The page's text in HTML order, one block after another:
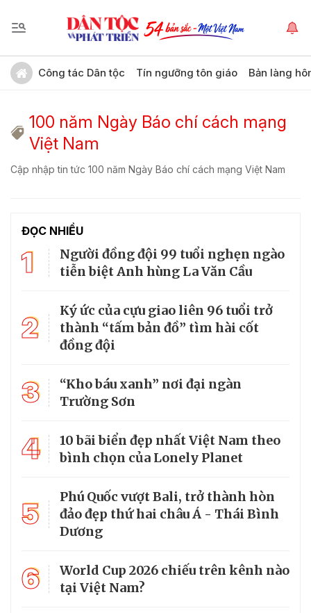
Công tác Dân tộc Tín ngưỡng tôn giáo Bản làng
100 năm Ngày Báo chí cách mạng
Việt Nam
Cập nhập tin tức 100 năm Ngày Báo chí cách mạng Việt Nam
ĐỌC NHIỀU
1
Người đồng đội 99 tuổi nghẹn ngào
tiễn biệt Anh hùng La Văn Cầu
2
Ký ức của cựu giao liên 96 tuổi trở
thành “tấm bản đồ” tìm hài cốt
đồng đội
3
“Kho báu xanh” nơi đại ngàn
Trường Sơn
4
10 bãi biển đẹp nhất Việt Nam theo
bình chọn của Lonely Planet
5
Phú Quốc vượt Bali, trở thành hòn
đảo đẹp thứ hai châu Á - Thái Bình
Dương
6
World Cup 2026 chiếu trên kênh nào
tại Việt Nam?